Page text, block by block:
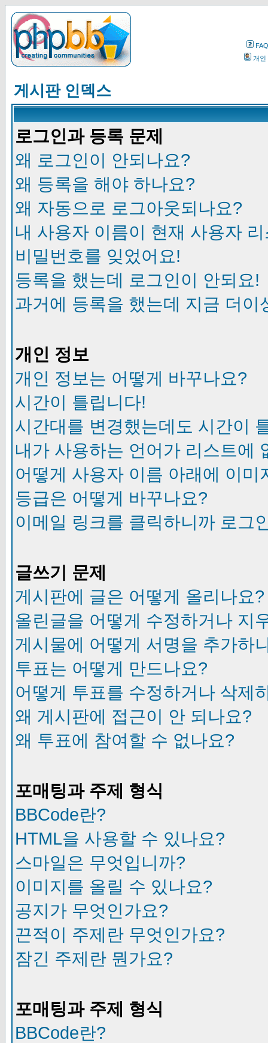
FAQ
개인
게시판 인덱스
로그인과 등록 문제
왜 로그인이 안되나요?
왜 등록을 해야 하나요?
왜 자동으로 로그아웃되나요?
내 사용자 이름이 현재 사용자
비밀번호를 잊었어요!
등록을 했는데 로그인이 안되요!
과거에 등록을 했는데 지금 더이
개인 정보
개인 정보는 어떻게 바꾸나요?
시간이 틀립니다!
시간대를 변경했는데도 시간이
내가 사용하는 언어가 리스트에
어떻게 사용자 이름 아래에 이미
등급은 어떻게 바꾸나요?
이메일 링크를 클릭하니까 로그
글쓰기 문제
게시판에 글은 어떻게 올리나요?
올린글을 어떻게 수정하거나 지
게시물에 어떻게 서명을 추가하
투표는 어떻게 만드나요?
어떻게 투표를 수정하거나 삭제
왜 게시판에 접근이 안 되나요?
왜 투표에 참여할 수 없나요?
포매팅과 주제 형식
BBCode란?
HTML을 사용할 수 있나요?
스마일은 무엇입니까?
이미지를 올릴 수 있나요?
공지가 무엇인가요?
끈적이 주제란 무엇인가요?
잠긴 주제란 뭔가요?
포매팅과 주제 형식
BBCode란?